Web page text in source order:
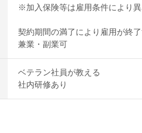
※加入保険等は雇用条件により異
契約期間の満了により雇用が終
兼業・副業可
ベテラン社員が教える
社内研修あり